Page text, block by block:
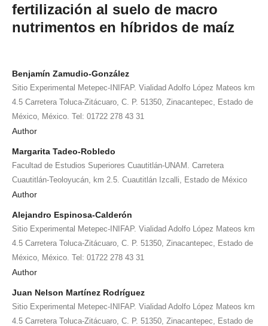
fertilización al suelo de macro
nutrimentos en híbridos de maíz
Benjamín Zamudio-González
Sitio Experimental Metepec-INIFAP. Vialidad Adolfo López Mateos km
4.5 Carretera Toluca-Zitácuaro, C. P. 51350, Zinacantepec, Estado de
México, México. Tel: 01722 278 43 31
Author
Margarita Tadeo-Robledo
Facultad de Estudios Superiores Cuautitlán-UNAM. Carretera
Cuautitlán-Teoloyucán, km 2.5. Cuautitlán Izcalli, Estado de México
Author
Alejandro Espinosa-Calderón
Sitio Experimental Metepec-INIFAP. Vialidad Adolfo López Mateos km
4.5 Carretera Toluca-Zitácuaro, C. P. 51350, Zinacantepec, Estado de
México, México. Tel: 01722 278 43 31
Author
Juan Nelson Martínez Rodríguez
Sitio Experimental Metepec-INIFAP. Vialidad Adolfo López Mateos km
4.5 Carretera Toluca-Zitácuaro, C. P. 51350, Zinacantepec, Estado de